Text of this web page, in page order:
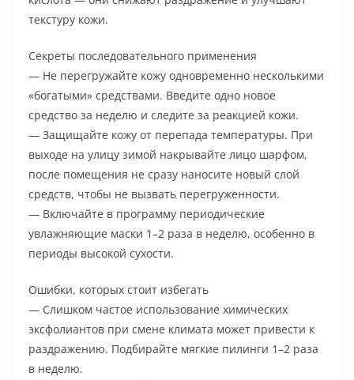
текстуру кожи.
Секреты последовательного применения
— Не перегружайте кожу одновременно несколькими
«богатыми» средствами. Введите одно новое
средство за неделю и следите за реакцией кожи.
— Защищайте кожу от перепада температуры. При
выходе на улицу зимой накрывайте лицо шарфом,
после помещения не сразу наносите новый слой
средств, чтобы не вызвать перегруженности.
— Включайте в программу периодические
увлажняющие маски 1–2 раза в неделю, особенно в
периоды высокой сухости.
Ошибки, которых стоит избегать
— Слишком частое использование химических
эксфолиантов при смене климата может привести к
раздражению. Подбирайте мягкие пилинги 1–2 раза
в неделю.